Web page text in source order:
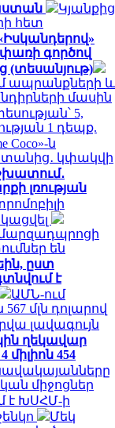
Կյանքից
հետ
գործով
ապրանքների և
մասին
5,
1 դեպք.
Coco»-ն
կփակվի
լռության
են
ըստ
է
ԱՄՆ-ում
567 մլն դոլարով
լավագույն
ղեկավար
454
միջոցներ
է ԽՍՀՄ-ի
Մեկ